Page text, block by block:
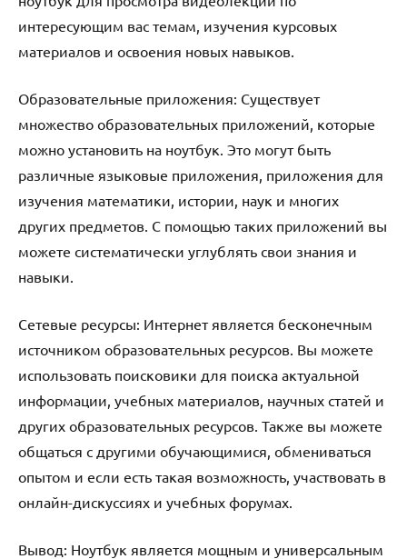
интересующим вас темам, изучения курсовых
материалов и освоения новых навыков.
Образовательные приложения: Существует
множество образовательных приложений, которые
можно установить на ноутбук. Это могут быть
различные языковые приложения, приложения для
изучения математики, истории, наук и многих
других предметов. С помощью таких приложений вы
можете систематически углублять свои знания и
навыки.
Сетевые ресурсы: Интернет является бесконечным
источником образовательных ресурсов. Вы можете
использовать поисковики для поиска актуальной
информации, учебных материалов, научных статей и
других образовательных ресурсов. Также вы можете
общаться с другими обучающимися, обмениваться
опытом и если есть такая возможность, участвовать в
онлайн-дискуссиях и учебных форумах.
Вывод: Ноутбук является мощным и универсальным